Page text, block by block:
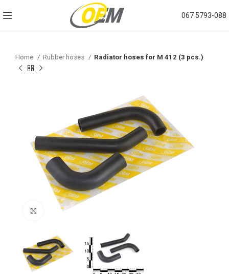
067 5793-088
Home Rubber hoses Radiator hoses for M 412 (3 pcs.)
Click to enlarge